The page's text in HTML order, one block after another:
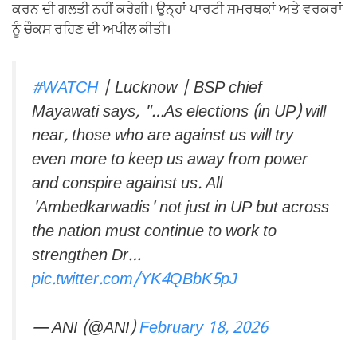
ਕਰਨ ਦੀ ਗਲਤੀ ਨਹੀਂ ਕਰੇਗੀ। ਉਨ੍ਹਾਂ ਪਾਰਟੀ ਸਮਰਥਕਾਂ ਅਤੇ ਵਰਕਰਾਂ
ਨੂੰ ਚੌਕਸ ਰਹਿਣ ਦੀ ਅਪੀਲ ਕੀਤੀ।
#WATCH| Lucknow | BSP chief
Mayawati says, "…As elections (in UP) will
near, those who are against us will try
even more to keep us away from power
and conspire against us. All
'Ambedkarwadis' not just in UP but across
the nation must continue to work to
strengthen Dr…
pic.twitter.com/YK4QBbK5pJ
— ANI (@ANI)February 18, 2026